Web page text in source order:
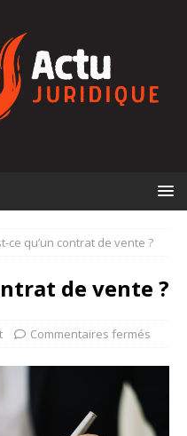
ce qu’un contrat de vente ?
de vente ?
Commentaires fermés